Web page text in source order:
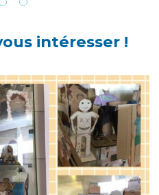
intéresser !